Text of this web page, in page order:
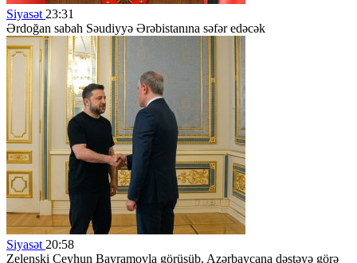
Siyasət 23:31
Ərdoğan sabah Səudiyyə Ərəbistanına səfər edəcək
Siyasət 20:58
Zelenski Ceyhun Bayramovla görüşüb, Azərbaycana dəstəyə görə